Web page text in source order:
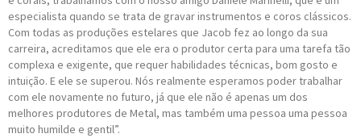
especialista quando se trata de gravar instrumentos e coros clássicos.
Com todas as produções estelares que Jacob fez ao longo da sua
carreira, acreditamos que ele era o produtor certa para uma tarefa tão
complexa e exigente, que requer habilidades técnicas, bom gosto e
intuição. E ele se superou. Nós realmente esperamos poder trabalhar
com ele novamente no futuro, já que ele não é apenas um dos
melhores produtores de Metal, mas também uma pessoa uma pessoa
muito humilde e gentil”.